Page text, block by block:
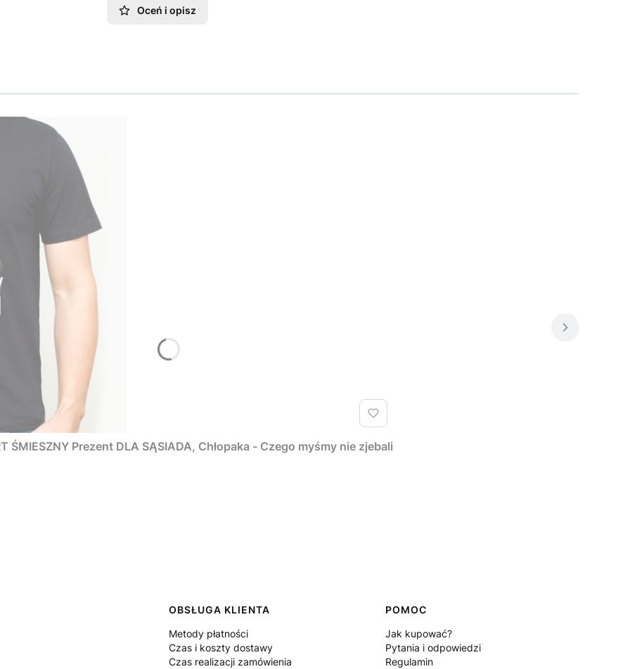
Oceń i opisz
ŚMIESZNY Prezent DLA SĄSIADA, Chłopaka - Czego myśmy nie zjebali
OBSŁUGA KLIENTA
Metody płatności
Czas i koszty dostawy
Czas realizacji zamówienia
POMOC
Jak kupować?
Pytania i odpowiedzi
Regulamin